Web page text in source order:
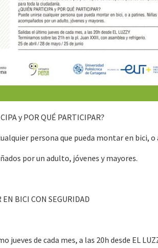
y POR QUÉ PARTICIPAR?
persona que pueda montar en bici, o
por un adulto, jóvenes y mayores.
EN BICI CON SEGURIDAD
jueves de cada mes, a las 20h desde EL